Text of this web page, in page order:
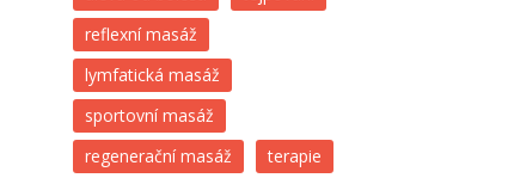
reflexní masáž
lymfatická masáž
sportovní masáž
regenerační masáž
terapie